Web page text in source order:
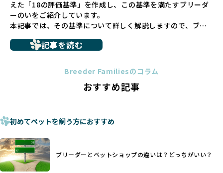
さない直接販売を採用するとともに、ペットオークションや
ペットショップを利用するブリーダーの掲載も行ってしませ
ん。
ペットショップを避けた方がいい理由の詳細はこちら
法令レベルの最低基準にとどまっていることが問題です。こ
ものに過ぎず、ワンちゃんの心身の福祉やブリーダーの責任
少なくなく、消費者にとって選択の判断が難しい現状があり
さらに、書類審査のみで掲載が許可されるサイトが多く、実
際の飼育環境やブリーダーの姿勢が見えにくい点も課題で
す。こうしたサイトでは、ブリーダーが記載する情報が主で
えた「18の評価基準」を作成し、この基準を満たすブリーダ
ーのいをご紹介しています。
本記事では、その基準について詳しく解説しますので、ブリ
に断尾（しっぽを切る）や断耳（耳を切る）が行われている
ことがあります。
これは痛みを伴う処置で、ワンちゃんの身体的な負担が大き
手段でもあるため、切断されることで他の犬や人間との意思
ヨーロッパ諸国ではこうした処置が禁止されている一方で、
日本ではいまだ行われる場合があります。
優良ブリーダーは動物福祉を優先し、ワンちゃんの自然な姿
記事を読む
Breeder Familiesのコラム
おすすめ記事
初めてペットを飼う方におすすめ
ブリーダーとペットショップの違いは？どっちがいい？